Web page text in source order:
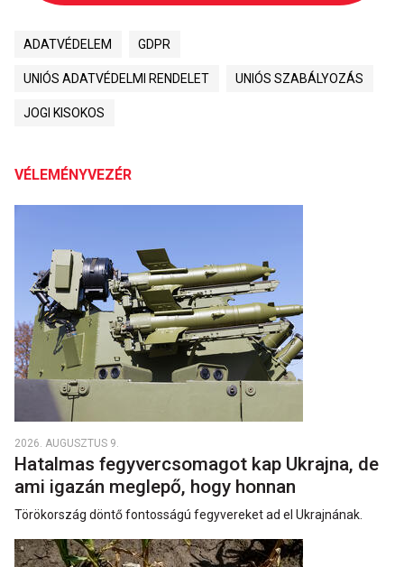
ADATVÉDELEM GDPR
UNIÓS ADATVÉDELMI RENDELET UNIÓS SZABÁLYOZÁS
JOGI KISOKOS
VÉLEMÉNYVEZÉR
2026. AUGUSZTUS 9.
Hatalmas fegyvercsomagot kap Ukrajna, de
ami igazán meglepő, hogy honnan
Törökország döntő fontosságú fegyvereket ad el Ukrajnának.